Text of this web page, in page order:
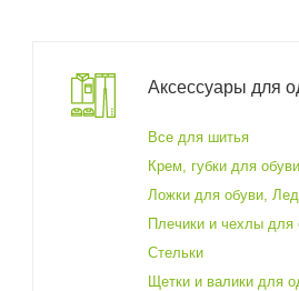
Аксессуары для
Все для шитья
Крем, губки для обуви
Ложки для обуви,
Плечики и чехлы
Стельки
Щетки и валики для